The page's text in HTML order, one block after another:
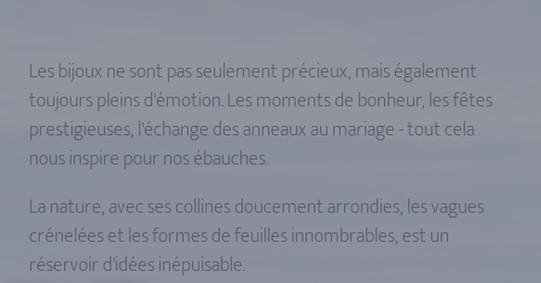
Les bijoux ne sont pas seulement précieux, mais également
toujours pleins d'émotion. Les moments de bonheur, les fêtes
prestigieuses, l'échange des anneaux au mariage - tout cela
nous inspire pour nos ébauches.
La nature, avec ses collines doucement arrondies, les vagues
crénelées et les formes de feuilles innombrables, est un
réservoir d'idées inépuisable.